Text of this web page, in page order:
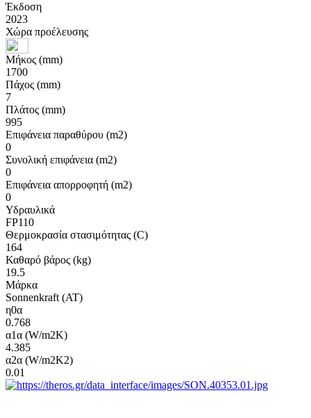
Έκδοση
2023
Χώρα προέλευσης
Μήκος (mm)
1700
Πάχος (mm)
7
Πλάτος (mm)
995
Επιφάνεια παραθύρου (m2)
0
Συνολική επιφάνεια (m2)
0
Επιφάνεια απορροφητή (m2)
0
Υδραυλικά
FP110
Θερμοκρασία στασιμότητας (C)
164
Καθαρό βάρος (kg)
19.5
Μάρκα
Sonnenkraft (AT)
η0α
0.768
α1α (W/m2K)
4.385
α2α (W/m2K2)
0.01